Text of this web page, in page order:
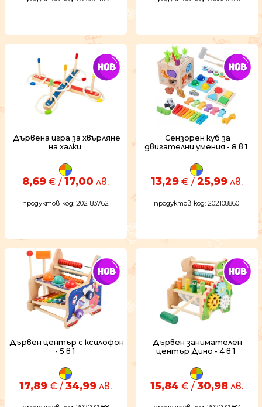
Дървена игра за хвърляне
на халки
8,69 € / 17,00 лв.
продуктов код: 202183762
Сензорен куб за
двигателни умения - 8 в 1
13,29€ / 25,99лв.
продуктов код: 202108860
Дървен център с ксилофон
- 5 в 1
17,89 € / 34,99 лв.
Дървен занимателен
център Дино - 4 в 1
15,84 € / 30,98лв.